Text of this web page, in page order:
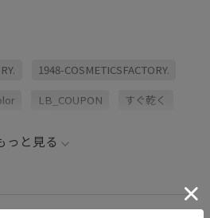
1948-COSMETICSFACTORY.
LB_COUPON すぐ乾く
っと見る